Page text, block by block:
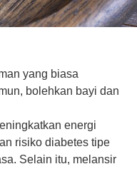
yang biasa
bolehkan bayi dan
energi
risiko diabetes tipe
Selain itu, melansir